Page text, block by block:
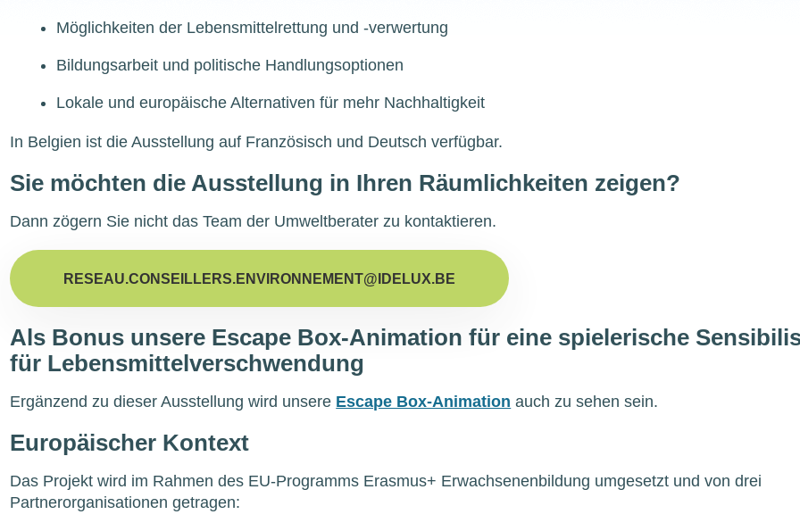
Möglichkeiten der Lebensmittelrettung und -verwertung
Bildungsarbeit und politische Handlungsoptionen
Lokale und europäische Alternativen für mehr Nachhaltigkeit
In Belgien ist die Ausstellung auf Französisch und Deutsch verfügbar.
Sie möchten die Ausstellung in Ihren Räumlichkeiten zeigen?
Dann zögern Sie nicht das Team der Umweltberater zu kontaktieren.
RESEAU.CONSEILLERS.ENVIRONNEMENT@IDELUX.BE
Als Bonus unsere Escape Box-Animation für eine spielerische
für Lebensmittelverschwendung
Ergänzend zu dieser Ausstellung wird unsere Escape Box-Animation auch zu sehen sein.
Europäischer Kontext
Das Projekt wird im Rahmen des EU-Programms Erasmus+ Erwachsenenbildung umgesetzt und von drei
Partnerorganisationen getragen: